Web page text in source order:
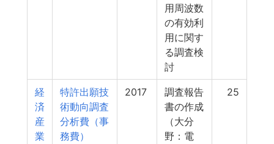
用周波数
の有効利
用に関す
る調査検
討
経
済
産
業
特許出願技
術動向調査
分析費（事
務費）
2017
調査報告
書の作成
（大分
野：電
25